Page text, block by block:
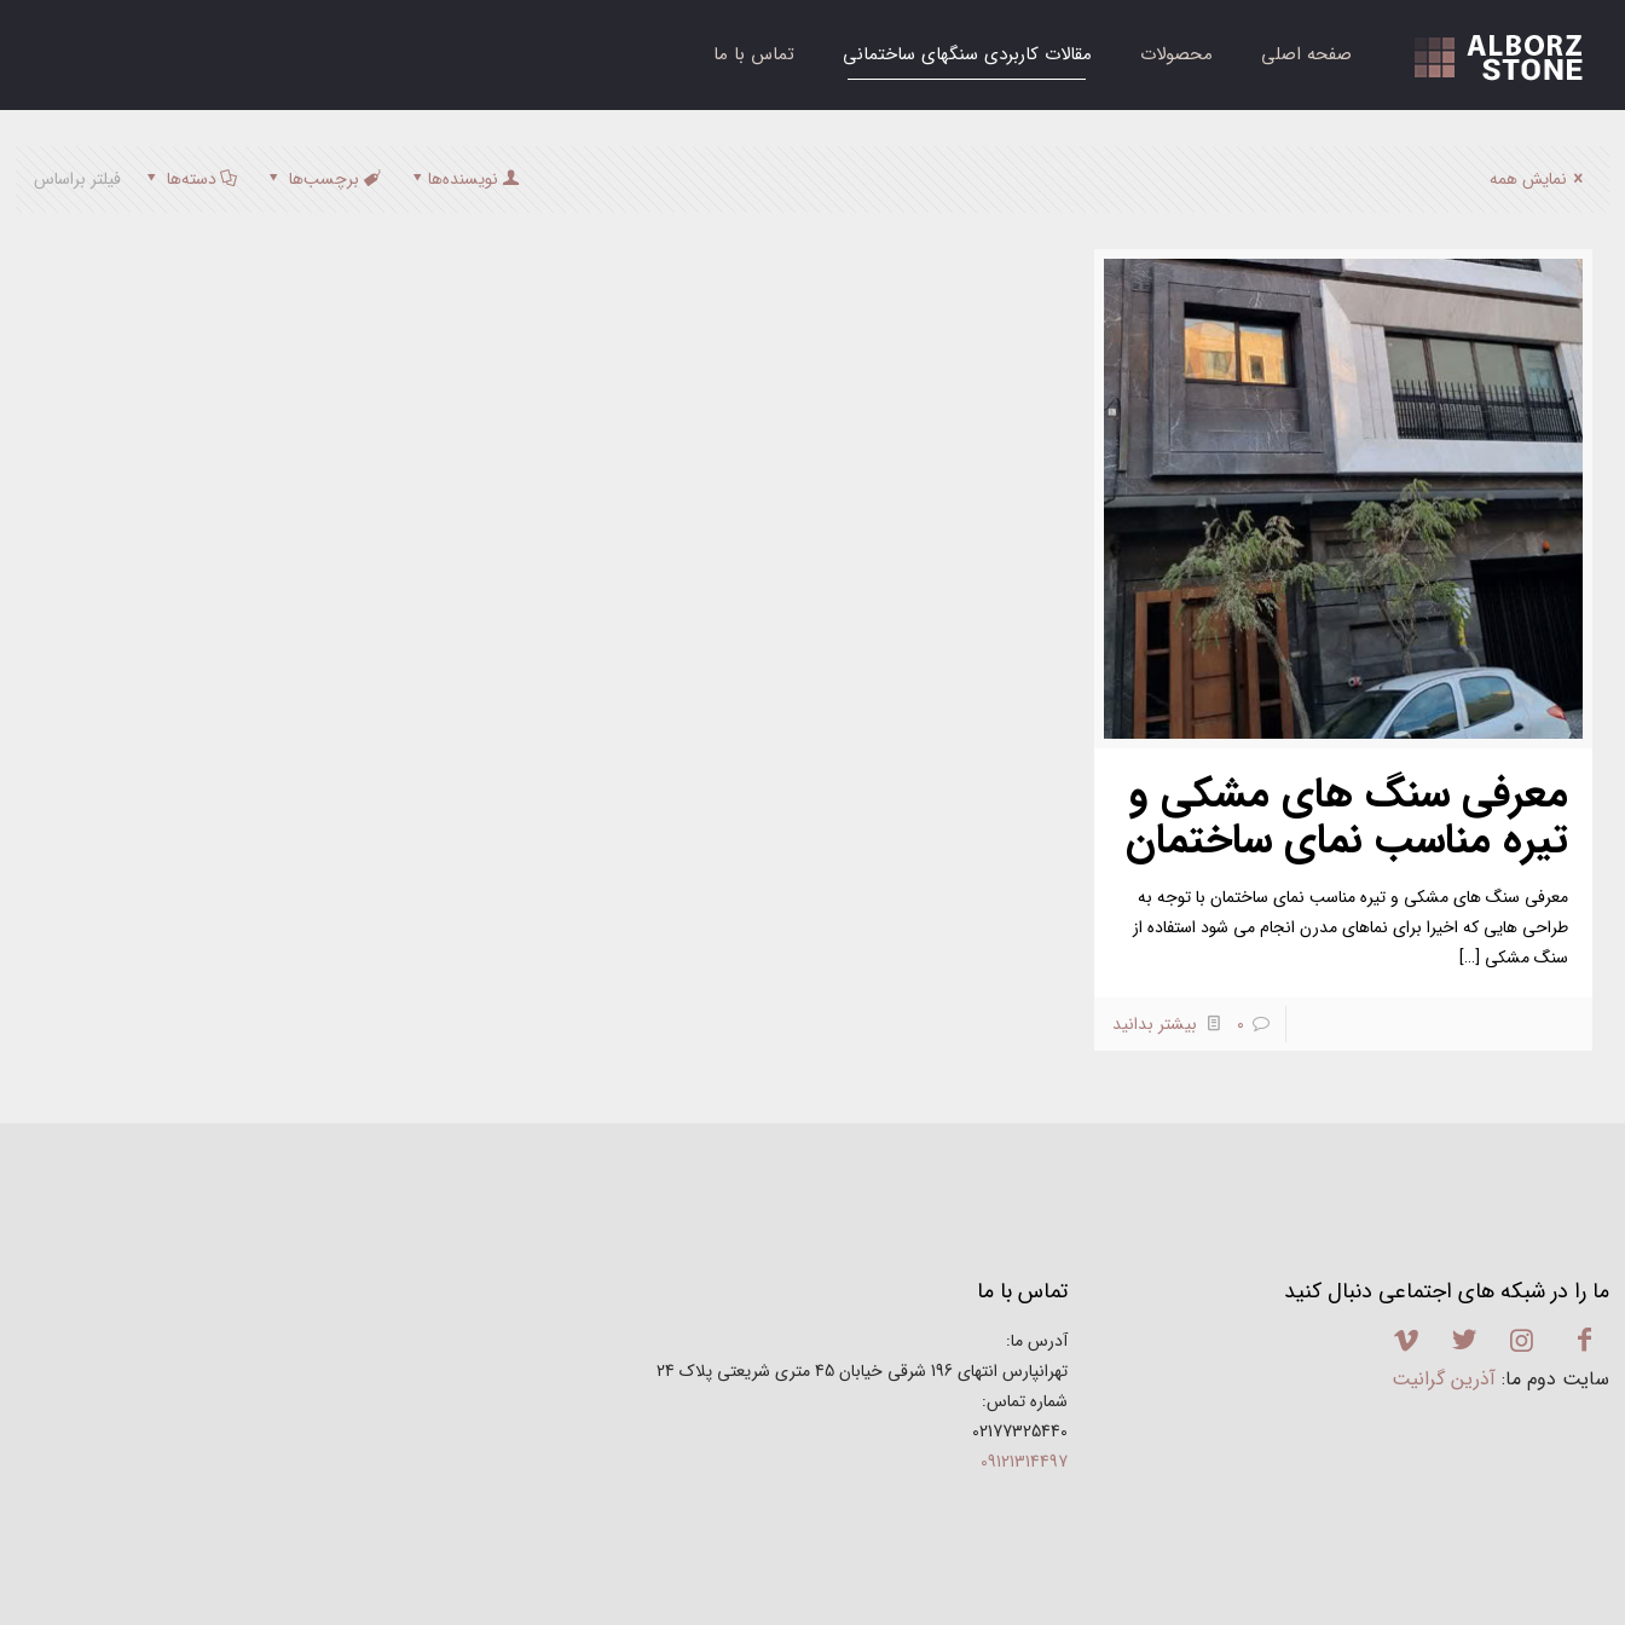
صفحه اصلی محصولات مقالات کاربردی سنگهای ساختمانی تماس با ما
فیلتر براساس دسته‌ها برچسب‌ها نویسنده‌ها نمایش همه
معرفی سنگ های مشکی و
تیره مناسب نمای ساختمان
معرفی سنگ های مشکی و تیره مناسب نمای ساختمان با توجه به
طراحی هایی که اخیرا برای نماهای مدرن انجام می شود استفاده از
سنگ مشکی […]
0 بیشتر بدانید
ما را در شبکه های اجتماعی دنبال کنید
سایت دوم ما:آذرین گرانیت
تماس با ما
آدرس ما:
تهرانپارس انتهای 196 شرقی خیابان 45 متری شریعتی پلاک 24
شماره تماس:
02177325440
09121314497